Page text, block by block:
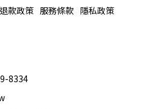
退款政策 服務條款 隱私政策
8334